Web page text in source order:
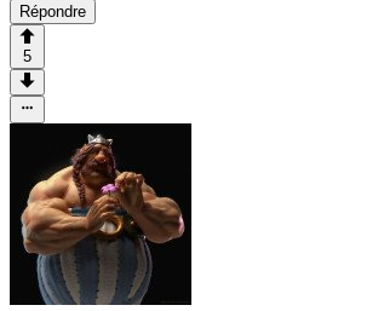
Répondre
5